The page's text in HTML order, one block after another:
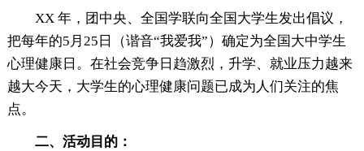
XX 年，团中央、全国学联向全国大学生发出倡议，
把每年的5月25日（谐音“我爱我”）确定为全国大中学生
心理健康日。在社会竞争日趋激烈，升学、就业压力越来
越大今天，大学生的心理健康问题已成为人们关注的焦
点。
二、活动目的：